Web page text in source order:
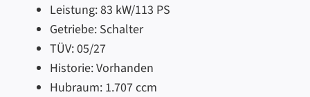
Leistung:83 kW/113 PS
Getriebe: Schalter
TÜV:05/27
Historie:Vorhanden
Hubraum: 1.707 ccm